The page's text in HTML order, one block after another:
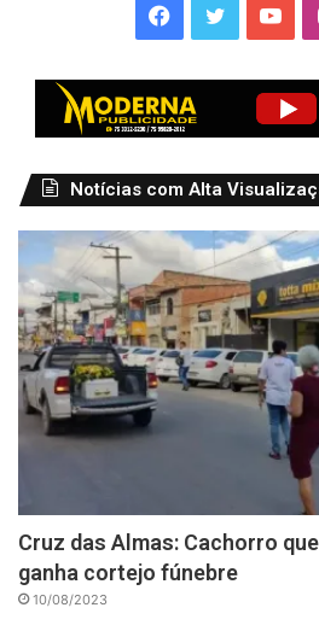
Facebook
Twitter
Notícias com Alta
Cruz das Almas: Cachorro
ganha cortejo fúnebre
10/08/2023